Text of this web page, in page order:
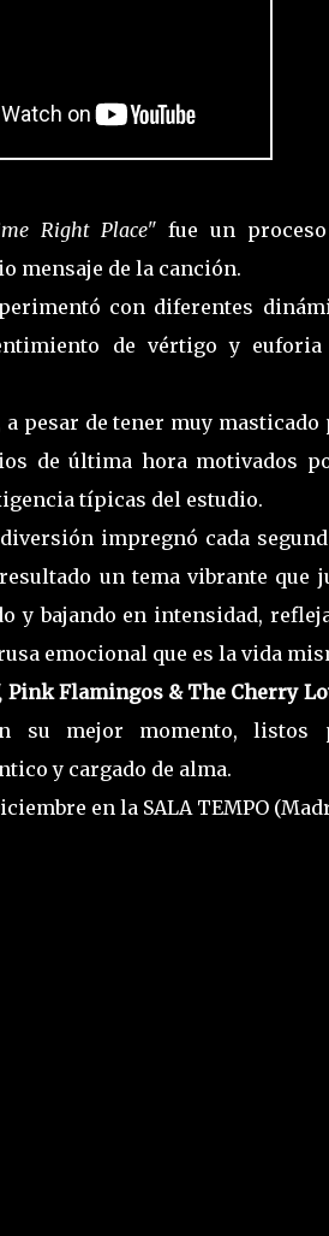
Right Place"fue un
mensaje de la canción.
con diferentes
de vértigo y euforia
a pesar de tener muy masticado
de última hora motivados
típicas del estudio.
impregnó cada
un tema vibrante que
y bajando en intensidad,
emocional que es la vida
Pink Flamingos & The Cherry
su mejor momento, listos
y cargado de alma.
en la SALA TEMPO